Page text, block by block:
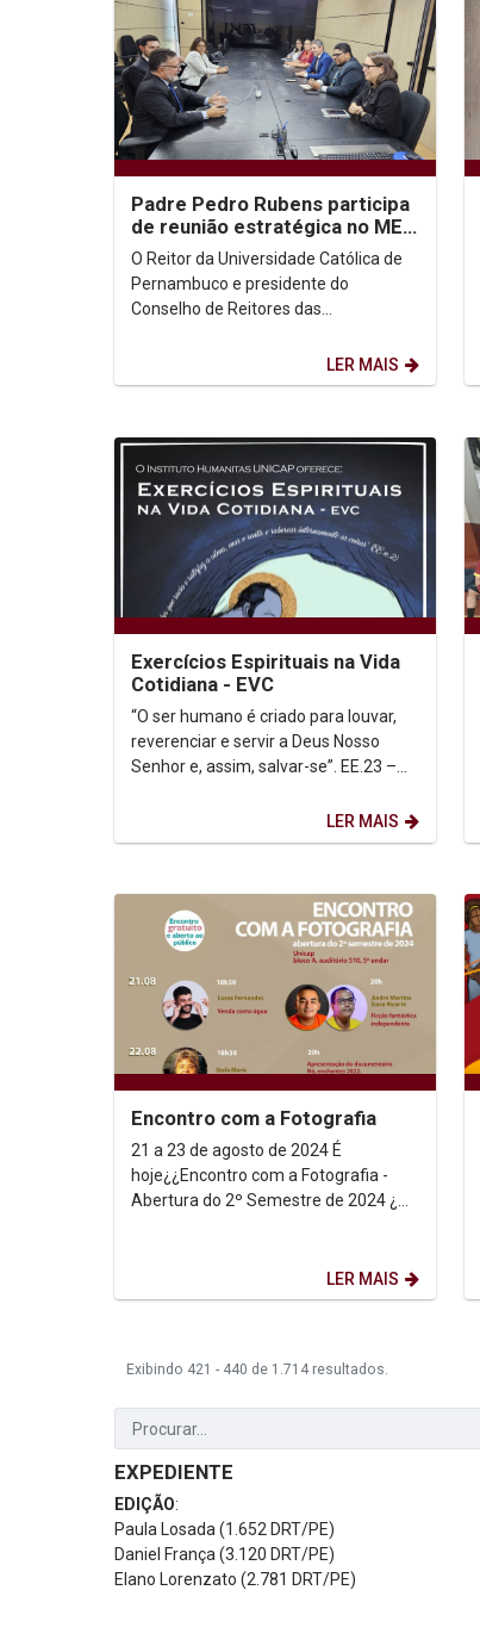
Padre Pedro Rubens participa
de reunião estratégica no MEC
para o futuro do Ensino
Superior no...
O Reitor da Universidade Católica de
Pernambuco e presidente do
Conselho de Reitores das
Padre Pedro Rubens, esteve...LER MAIS
Exercícios Espirituais na Vida
Cotidiana - EVC
“O ser humano é criado para louvar,
reverenciar e servir a Deus Nosso
Senhor e, assim, salvar-se”. EE.23 –
LER MAIS
Encontro com a Fotografia
21 a 23 de agosto de 2024 É
hoje¿¿Encontro com a Fotografia -
Abertura do 2º Semestre de 2024 ¿
LER MAIS
Exibindo 421 - 440 de 1.714 resultados.
EXPEDIENTE
EDIÇÃO:
Paula Losada (1.652 DRT/PE)
Daniel França (3.120 DRT/PE)
Elano Lorenzato (2.781 DRT/PE)